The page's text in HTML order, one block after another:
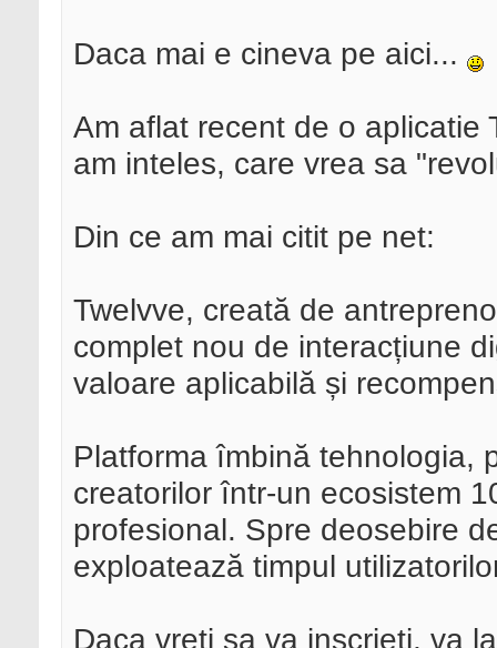
Daca mai e cineva pe aici...
Am aflat recent de o aplicatie
am inteles, care vrea sa
Din ce am mai citit pe net:
Twelvve, creată de
complet nou de interacțiune
valoare aplicabilă și
Platforma îmbină tehnologia,
creatorilor într-un ecosistem
profesional. Spre deosebire
exploatează timpul
Daca vreti sa va inscrieti, va